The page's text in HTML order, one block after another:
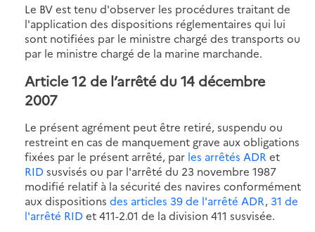
Le BV est tenu d'observer les procédures traitant de
l'application des dispositions réglementaires qui lui
sont notifiées par le ministre chargé des transports ou
par le ministre chargé de la marine marchande.
Article 12 de l’arrêté du 14 décembre
2007
Le présent agrément peut être retiré, suspendu ou
restreint en cas de manquement grave aux obligations
fixées par le présent arrêté, par les arrêtés ADR et
RIDsusvisés ou par l'arrêté du 23 novembre 1987
modifié relatif à la sécurité des navires conformément
aux dispositions des articles 39 de l'arrêté ADR, 31 de
l'arrêté RIDet 411-2.01 de la division 411 susvisée.